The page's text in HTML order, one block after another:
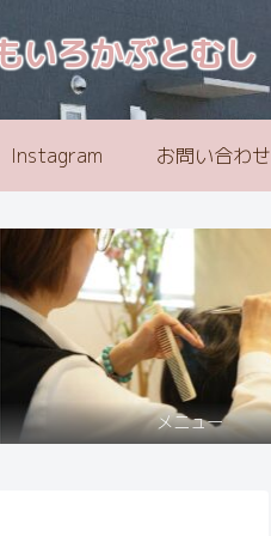
ろかぶとむし
Instagram お問い合わせ
メニュー